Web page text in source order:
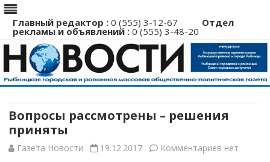
Главный редактор : 0 (555) 3-12-67 Отдел
рекламы и объявлений : 0 (555) 3-48-20
Перейти
Вопросы рассмотрены – решения
приняты
Газета Новости 19.12.2017 Комментариев кнет